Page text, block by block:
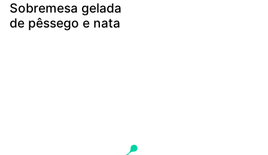
Sobremesa gelada
de pêssego e nata